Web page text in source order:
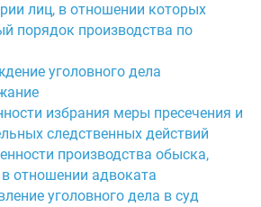
лиц, в отношении которых
порядок производства по
уголовного дела
избрания меры пресечения и
следственных действий
производства обыска,
отношении адвоката
уголовного дела в суд